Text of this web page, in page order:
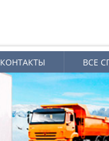
КОНТАКТЫ ВСЕ